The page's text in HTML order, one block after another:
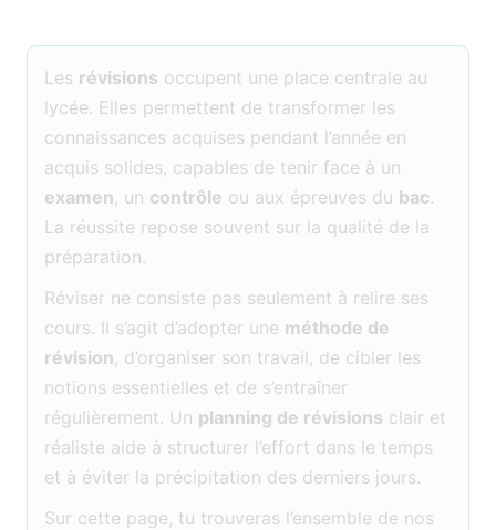
Les révisions occupent une place centrale au
lycée. Elles permettent de transformer les
connaissances acquises pendant l’année en
acquis solides, capables de tenir face à un
examen, un contrôle ou aux épreuves du bac.
La réussite repose souvent sur la qualité de la
préparation.
Réviser ne consiste pas seulement à relire ses
cours. Il s’agit d’adopter une méthode de
révision, d’organiser son travail, de cibler les
notions essentielles et de s’entraîner
régulièrement. Un planning de révisions clair et
réaliste aide à structurer l’effort dans le temps
et à éviter la précipitation des derniers jours.
Sur cette page, tu trouveras l’ensemble de nos